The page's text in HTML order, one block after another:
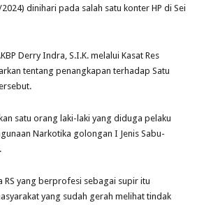
2024) dinihari pada salah satu konter HP di Sei
Derry Indra, S.I.K. melalui Kasat Res
tentang penangkapan terhadap Satu
satu orang laki-laki yang diduga pelaku
Narkotika golongan I Jenis Sabu-
RS yang berprofesi sebagai supir itu
yang sudah gerah melihat tindak